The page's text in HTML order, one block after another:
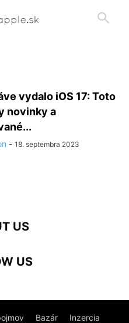
vydalo iOS 17: Toto
novinky a
- 18. septembra 2023
US
US
Bazár Inzercia